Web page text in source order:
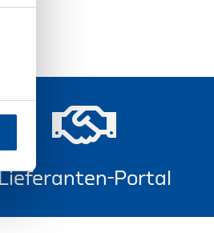
Lieferanten-Portal